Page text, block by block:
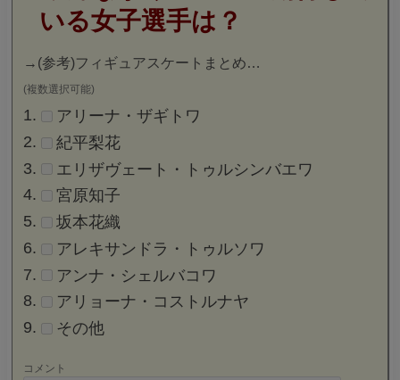
いる女子選手は？
→ (参考)フィギュアスケートまとめ…
(複数選択可能)
アリーナ・ザギトワ
紀平梨花
エリザヴェート・トゥルシンバエワ
宮原知子
坂本花織
アレキサンドラ・トゥルソワ
アンナ・シェルバコワ
アリョーナ・コストルナヤ
その他
コメント